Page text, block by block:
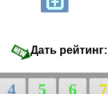
Дать рейтинг:
4 5 6 7